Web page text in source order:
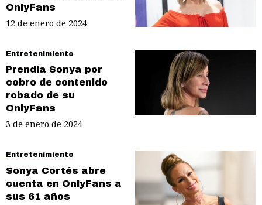
OnlyFans
12 de enero de 2024
Entretenimiento
Prendía Sonya por
cobro de contenido
robado de su
OnlyFans
3 de enero de 2024
Entretenimiento
Sonya Cortés abre
cuenta en OnlyFans a
sus 61 años